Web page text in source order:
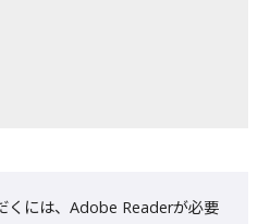
くには、Adobe Readerが必要